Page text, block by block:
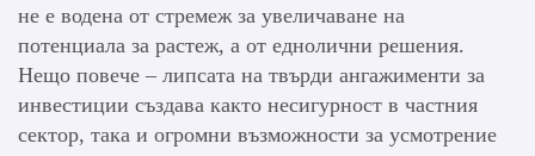
не е водена от стремеж за увеличаване на
потенциала за растеж, а от еднолични решения.
Нещо повече – липсата на твърди ангажименти за
инвестиции създава както несигурност в частния
сектор, така и огромни възможности за усмотрение